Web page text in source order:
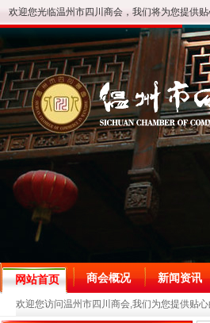
欢迎您光临温州市四川商会，我们将为您提供贴
网站首页
欢迎您访问温州市四川商会,我们为您提供贴
商会概况 新闻资讯